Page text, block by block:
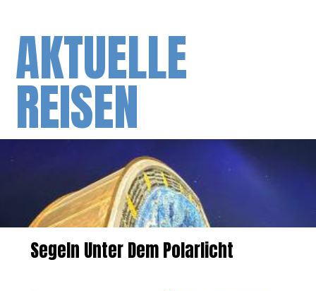
AKTUELLE
REISEN
Segeln Unter Dem Polarlicht